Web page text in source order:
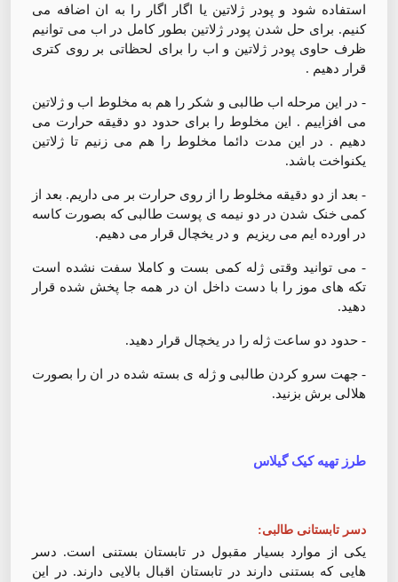
استفاده شود و پودر ژلاتین یا اگار اگار را به ان اضافه می
کنیم. برای حل شدن پودر ژلاتین بطور کامل در اب می توانیم
ظرف حاوی پودر ژلاتین و اب را برای لحظاتی بر روی کتری
قرار دهیم .
- در این مرحله اب طالبی و شکر را هم به مخلوط اب و ژلاتین
می افزاییم . این مخلوط را برای حدود دو دقیقه حرارت می
دهیم . در این مدت دائما مخلوط را هم می زنیم تا ژلاتین
یکنواخت باشد.
- بعد از دو دقیقه مخلوط را از روی حرارت بر می داریم. بعد از
کمی خنک شدن در دو نیمه ی پوست طالبی که بصورت کاسه
در اورده ایم می ریزیم و در یخچال قرار می دهیم.
- می توانید وقتی ژله کمی بست و کاملا سفت نشده است
تکه های موز را با دست داخل ان در همه جا پخش شده قرار
دهید.
- حدود دو ساعت ژله را در یخچال قرار دهید.
- جهت سرو کردن طالبی و ژله ی بسته شده در ان را بصورت
هلالی برش بزنید.
طرز تهیه کیک گیلاس
دسر تابستانی طالبی:
یکی از موارد بسیار مقبول در تابستان بستنی است.‌ دسر
هایی که بستنی دارند در تابستان اقبال بالایی دارند. در این